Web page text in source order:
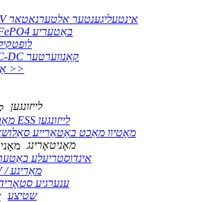
48V אינטעליגענטער אלטערנאטאר
LiFePO4 באַטעריע
DC-DC קאָנווערטער
אַלע >>
לייזונגען
מאָביל ESS לייזונגען
מאָטיוו מאַכט באַטאַרייע
מאָניטאָרינג
אינדוסטריעלע
RV / מאַרינע
ענערגיע
שטיצע